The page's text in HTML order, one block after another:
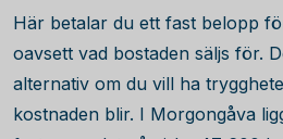
Här betalar du ett fast belopp
oavsett vad bostaden säljs för.
alternativ om du vill ha
kostnaden blir. I Morgongåva